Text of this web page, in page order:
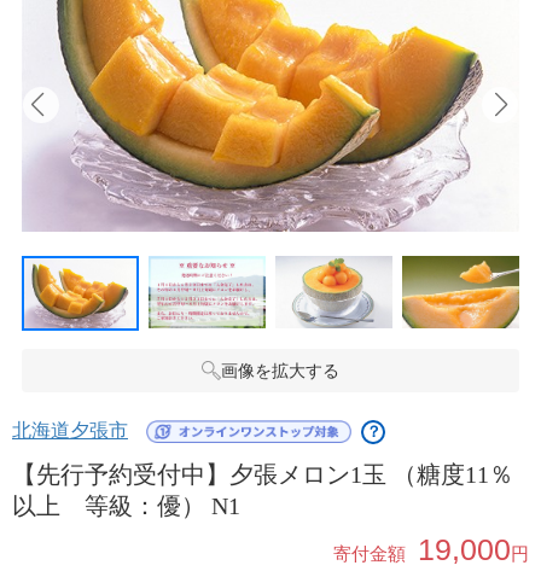
画像を拡大する
北海道夕張市 ？
【先行予約受付中】夕張メロン1玉 （糖度11％
以上 等級：優） N1
寄付金額 19,000円